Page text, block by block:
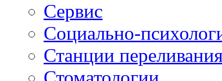
Сервис
Социально-
Станции